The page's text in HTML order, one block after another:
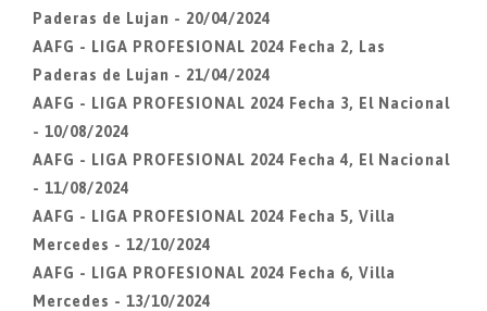
Paderas de Lujan - 20/04/2024
AAFG - LIGA PROFESIONAL 2024 Fecha 2, Las
Paderas de Lujan - 21/04/2024
AAFG - LIGA PROFESIONAL 2024 Fecha 3, El Nacional
- 10/08/2024
AAFG - LIGA PROFESIONAL 2024 Fecha 4, El Nacional
- 11/08/2024
AAFG - LIGA PROFESIONAL 2024 Fecha 5, Villa
Mercedes - 12/10/2024
AAFG - LIGA PROFESIONAL 2024 Fecha 6, Villa
Mercedes - 13/10/2024